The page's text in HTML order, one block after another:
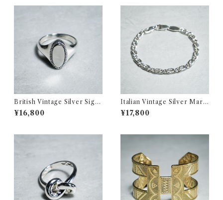
British Vintage Silver Sign
et Ring イギリス ヴィンテー
ジ シルバー シグネット リング
¥16,800
Italian Vintage Silver Marin
a Chain Bracelet イタリア
ヴィンテージ シルバー マリー
¥17,800